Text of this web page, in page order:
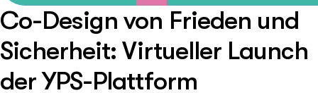
Co-Design von Frieden und
Sicherheit: Virtueller Launch
der YPS-Plattform